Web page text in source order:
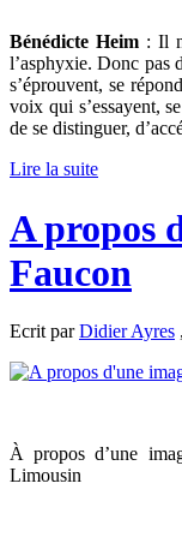
Bénédicte Heim: Il
l’asphyxie. Donc pas
s’éprouvent, se
voix qui s’essayent,
de se distinguer,
Lire la suite
A propos
Faucon
Ecrit parDidier Ayres
À propos d’une
Limousin